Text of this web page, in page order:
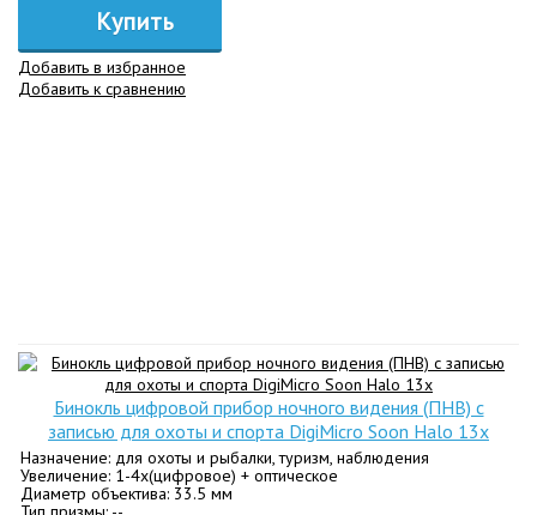
Купить
Добавить в избранное
Добавить к сравнению
Бинокль цифровой прибор ночного видения (ПНВ) с
записью для охоты и спорта DigiMicro Soon Halo 13x
Назначение: для охоты и рыбалки, туризм, наблюдения
Увеличение: 1-4х(цифровое) + оптическое
Диаметр объектива: 33.5 мм